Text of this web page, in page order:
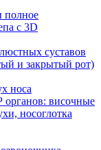
полное
с 3D
суставов
и закрытый рот)
носа
височные
носоглотка